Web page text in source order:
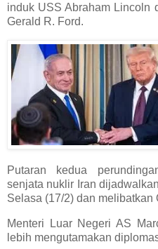
induk USS Abraham Lincoln
Gerald R. Ford.
Putaran kedua
senjata nuklir Iran
Selasa (17/2) dan melibatkan
Menteri Luar Negeri AS
lebih mengutamakan